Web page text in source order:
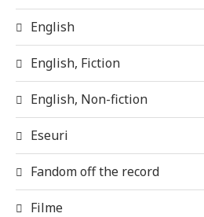
English
English, Fiction
English, Non-fiction
Eseuri
Fandom off the record
Filme